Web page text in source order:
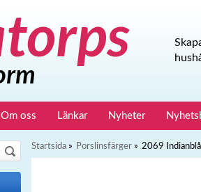
Om oss Länkar Nyheter
Startsida » Porslinsfärger » 2069